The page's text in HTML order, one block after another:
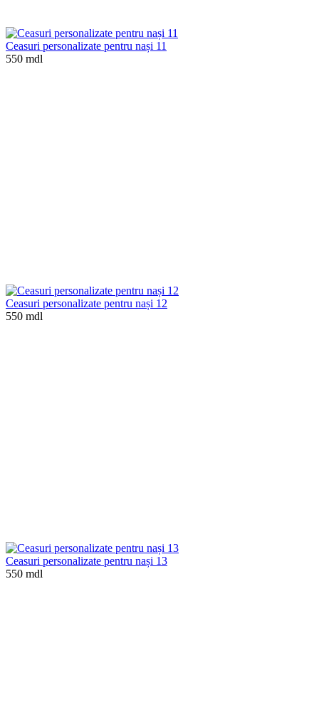
Ceasuri personalizate pentru nași 11
550 mdl
Ceasuri personalizate pentru nași 12
550 mdl
Ceasuri personalizate pentru nași 13
550 mdl